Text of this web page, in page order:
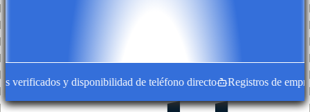
y disponibilidad de teléfono directo Registros de empresa